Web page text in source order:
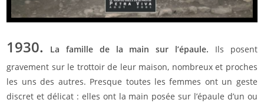
1930. La famille de la main sur l’épaule. Ils posent
gravement sur le trottoir de leur maison, nombreux et proches
les uns des autres. Presque toutes les femmes ont un geste
discret et délicat : elles ont la main posée sur l’épaule d’un ou